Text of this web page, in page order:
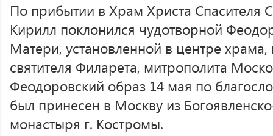
По прибытии в Храм Христа Спасителя
Кирилл поклонился чудотворной
Матери, установленной в центре
святителя Филарета, митрополита
Феодоровский образ 14 мая по
был принесен в Москву из
монастыря г. Костромы.